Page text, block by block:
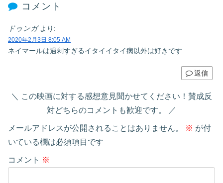
コメント
ドゥンガ より:
2020年2月3日 8:05 AM
ネイマールは過剰すぎるイタイイタイ病以外は好きです
返信
この映画に対する感想意見聞かせてください！賛成反
対どちらのコメントも歓迎です。
メールアドレスが公開されることはありません。 ※ が付
いている欄は必須項目です
コメント ※